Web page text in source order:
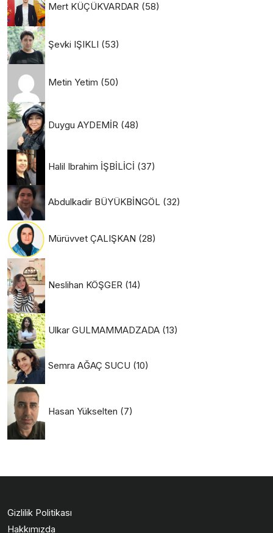
Mert KÜÇÜKVARDAR (58)
Şevki IŞIKLI (53)
Metin Yetim (50)
Duygu AYDEMİR (48)
Halil Ibrahim İŞBİLİCİ (37)
Abdulkadir BÜYÜKBİNGÖL (32)
Mürüvvet ÇALIŞKAN (28)
Neslihan KÖŞGER (14)
Ulkar GULMAMMADZADA (13)
Semra AĞAÇ SUCU (10)
Hasan Yükselten (7)
Gizlilik Politikası
Hakkımızda